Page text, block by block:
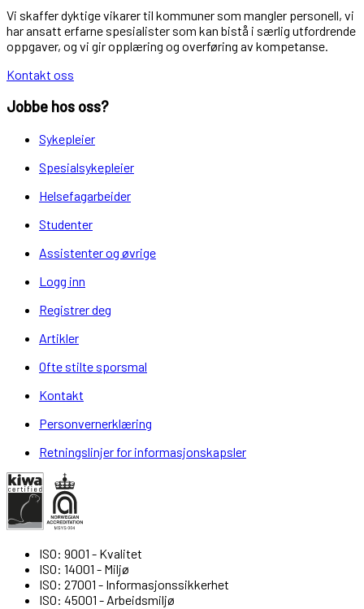
Vi skaffer dyktige vikarer til kommuner som mangler personell, vi
har ansatt erfarne spesialister som kan bistå i særlig utfordrende
oppgaver, og vi gir opplæring og overføring av kompetanse.
Kontakt oss
Jobbe hos oss?
Sykepleier
Spesialsykepleier
Helsefagarbeider
Studenter
Assistenter og øvrige
Logg inn
Registrer deg
Artikler
Ofte stilte sporsmal
Kontakt
Personvernerklæring
Retningslinjer for informasjonskapsler
ISO: 9001 - Kvalitet
ISO: 14001 - Miljø
ISO: 27001 - Informasjonssikkerhet
ISO: 45001 - Arbeidsmiljø